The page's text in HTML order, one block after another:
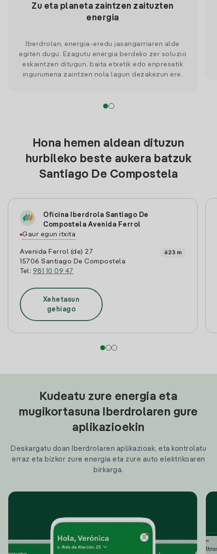
Zu eta planeta zaintzen zaituzten
energia
Iberdrolan, energia-eredu jasangarriaren alde
egiten dugu. Ezagutu energia berdeko zer soluzio
eskaintzen ditugun, baita etxetik edo enpresatik
ingurumena zaintzen nola lagun dezakezun ere.
Hona hemen aldean dituzun
hurbileko beste aukera batzuk
Santiago De Compostela
Oficina Iberdrola Santiago De
Compostela Avenida Ferrol
Gaur egun itxita
Avenida Ferrol (de) 27
15706 Santiago De Compostela
Tel: 981 10 09 47
623 m
Xehetasun
gehiago
Kudeatu zure energia eta
mugikortasuna Iberdrolaren gure
aplikazioekin
Deskargatu doan Iberdrolaren aplikazioak, eta kontrolatu
erraz eta bizkor zure energia eta zure auto elektrikoaren
birkarga.